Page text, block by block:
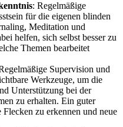
: Regelmäßige
für die eigenen blinden
Meditation und
helfen, sich selbst besser zu
Themen bearbeitet
Supervision und
Werkzeuge, um die
Unterstützung bei der
zu erhalten. Ein guter
zu erkennen und neue